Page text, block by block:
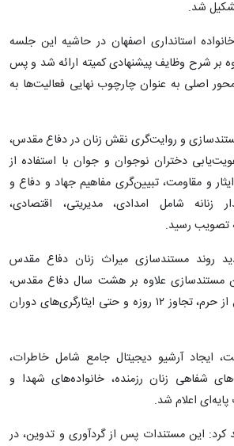
شد.
استانداری اصفهان در حاشیه این جلسه
بر شرح وظایف پیشنهادی کمیته ارائه شد و پس
اصلی به عنوان چارچوب نهایی فعالیت‌ها به
و روایت‌گری نقش زنان در دفاع مقدس،
دختران نوجوان و جوان با استفاده از
و مقاومت، تبیین‌گری مفاهیم جهاد و دفاع و
زنانه شامل امدادی، مدیریتی، اقتصادی،
تصویب رسید.
روند مستندسازی میراث زنان دفاع مقدس
مستندسازی علاوه بر هشت سال دفاع مقدس،
شامل نقش زنان در دفاع از حرم، تجاوز ۱۲ روزه و حتی ایثارگری‌های دوران
آرشیو دیجیتال جامع شامل خاطرات،
شفاهی زنان رزمنده، خانواده‌های شهدا و
پایه‌ای اعلام شد.
کرد: این مستندات پس از گردآوری و تدوین، در